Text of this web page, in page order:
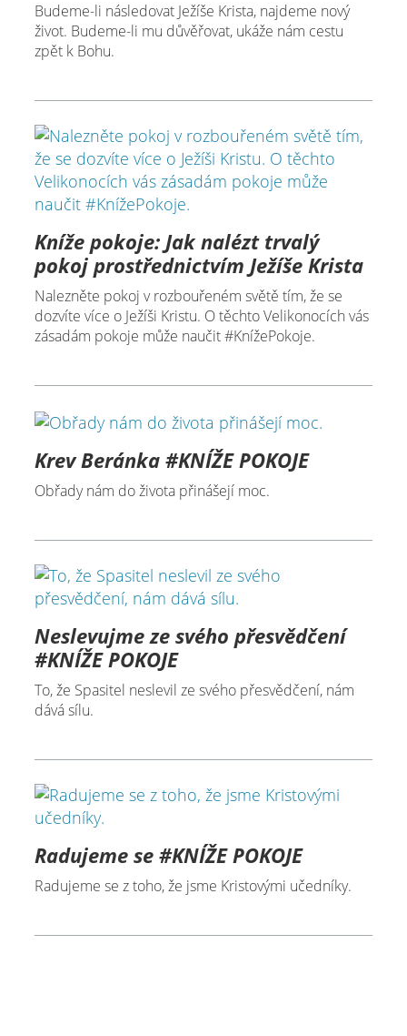
Budeme-li následovat Ježíše Krista, najdeme nový
život. Budeme-li mu důvěřovat, ukáže nám cestu
zpět k Bohu.
Kníže pokoje: Jak nalézt trvalý
pokoj prostřednictvím Ježíše Krista
Nalezněte pokoj v rozbouřeném světě tím, že se
dozvíte více o Ježíši Kristu. O těchto Velikonocích vás
zásadám pokoje může naučit #KnížePokoje.
Krev Beránka #KNÍŽE POKOJE
Obřady nám do života přinášejí moc.
Neslevujme ze svého přesvědčení
#KNÍŽE POKOJE
To, že Spasitel neslevil ze svého přesvědčení, nám
dává sílu.
Radujeme se #KNÍŽE POKOJE
Radujeme se z toho, že jsme Kristovými učedníky.